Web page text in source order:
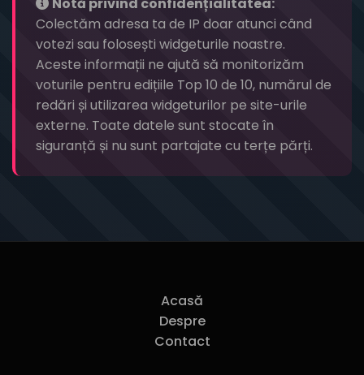
Colectăm adresa ta de IP doar atunci când
votezi sau folosești widgeturile noastre.
Aceste informații ne ajută să monitorizăm
voturile pentru edițiile Top 10 de 10, numărul de
redări și utilizarea widgeturilor pe site-urile
externe. Toate datele sunt stocate în
siguranță și nu sunt partajate cu terțe părți.
Acasă
Despre
Contact